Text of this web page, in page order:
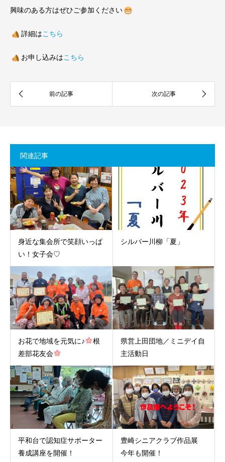
興味のある方はぜひご参加ください
詳細はこちら
お申し込みはこちら
関連記事
身近な集会所で笑顔いっぱ
い！女子会♡
シルバー川柳「夏」
お花で地域を元気に♪
根
差部花友会
県営上田団地／ミニデイ自
主活動日
平和台で認知症サポーター
養成講座を開催！
豊崎シニアクラブ作品展
今年も開催！